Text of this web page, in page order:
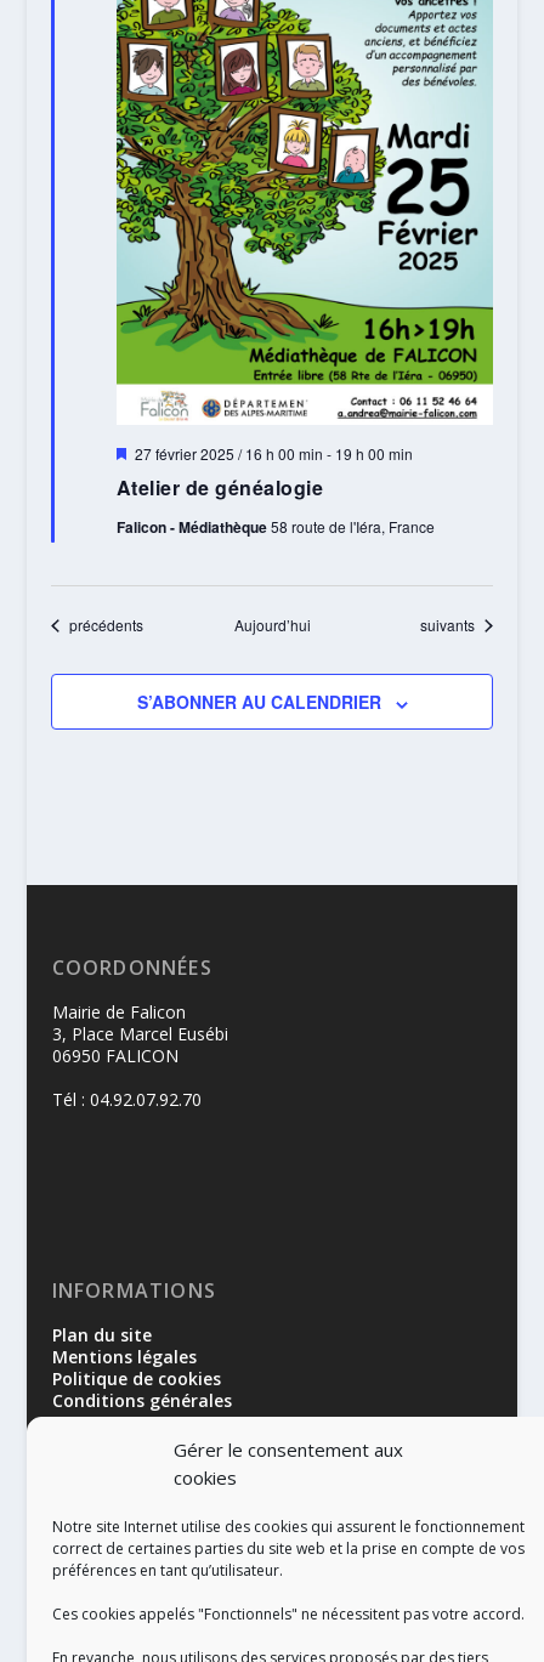
Gérer le consentement aux
cookies
Notre site Internet utilise des cookies qui assurent le fonctionnement
correct de certaines parties du site web et la prise en compte de vos
préférences en tant qu’utilisateur.
Ces cookies appelés "Fonctionnels" ne nécessitent pas votre accord.
Atelier de généalogie
Mis
avant
27 février 2025 / 16 h 00 min - 19 h 00 min
Falicon - Médiathèque58 route de l'Iéra, France
Évènements
précédents Aujourd’hui Évènements
suivants
S’ABONNER AU CALENDRIER
COORDONNÉES
Mairie de Falicon
3, Place Marcel Eusébi
06950 FALICON
Tél : 04.92.07.92.70
INFORMATIONS
Plan du site
Mentions légales
Politique de cookies
Conditions générales